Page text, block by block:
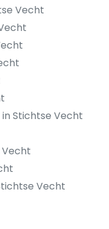
Vecht
Stichtse Vecht
Vecht